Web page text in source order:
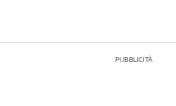
PUBBLICITÀ